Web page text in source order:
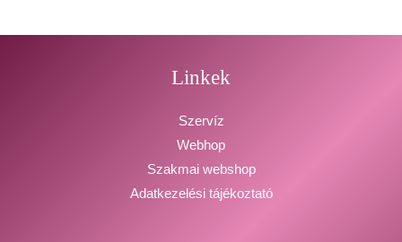
Linkek
Szervíz
Webhop
Szakmai webshop
Adatkezelési tájékoztató